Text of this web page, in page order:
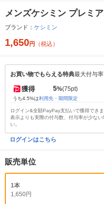
メンズケシミン プレミ
ブランド： ケシミン
1,650円 （税込）
お買い物でもらえる特典最大付与
獲得 5%(75pt)
うち4.5%は利用先・期間限定
ログイン&全額PayPay支払いで獲得でき
表示よりも実際の付与数、付与率が少な
い。
ログインはこちら
販売単位
1本
1,650円